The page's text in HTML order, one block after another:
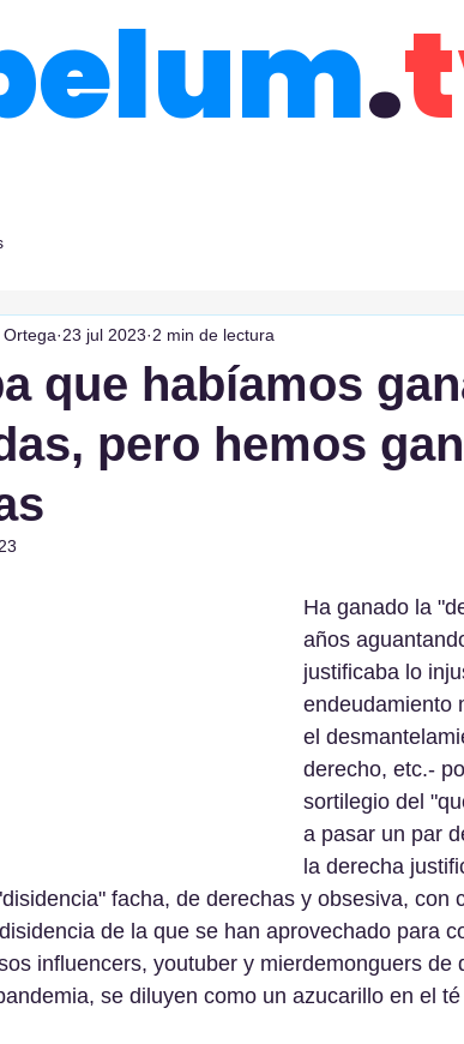
.
que habíamos
pero hemos
23 jul 2023 2 min de lectura
Ha ganado la
años
justificaba lo
endeudamiento
el
derecho, etc.-
sortilegio del
a pasar un par
la derecha
facha, de derechas y obsesiva, con
de la que se han aprovechado para
influencers, youtuber y mierdemonguers de
se diluyen como un azucarillo en el